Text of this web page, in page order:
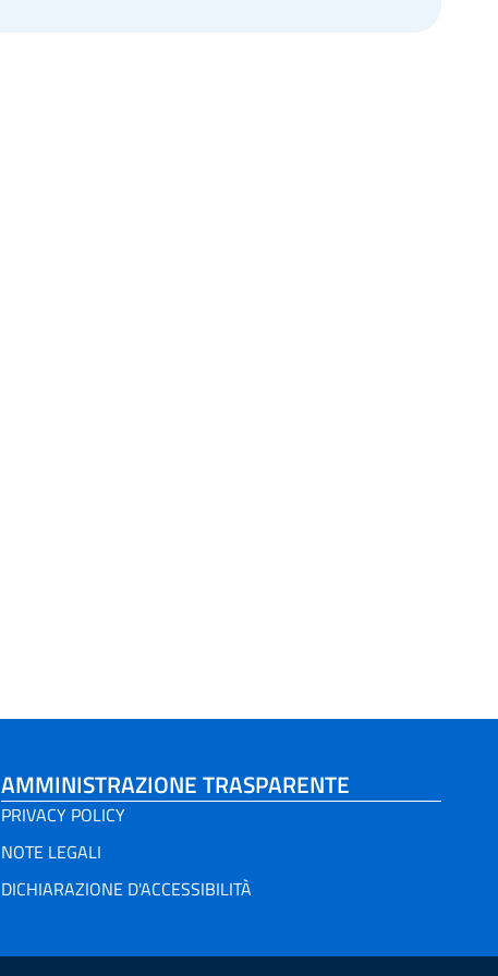
AMMINISTRAZIONE TRASPARENTE
PRIVACY POLICY
NOTE LEGALI
DICHIARAZIONE D'ACCESSIBILITÀ